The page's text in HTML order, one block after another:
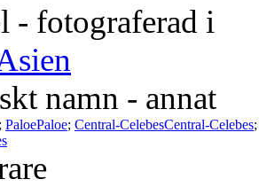
- fotograferad i
Geografiskt namn - annat
; PaloePaloe; Central-CelebesCentral-Celebes